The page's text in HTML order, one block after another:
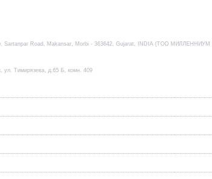
Sartanpar Road, Makansar, Morbi - 363642, Gujarat, INDIA (TOO
ул. Тимирязева, д.65 Б, комн. 409